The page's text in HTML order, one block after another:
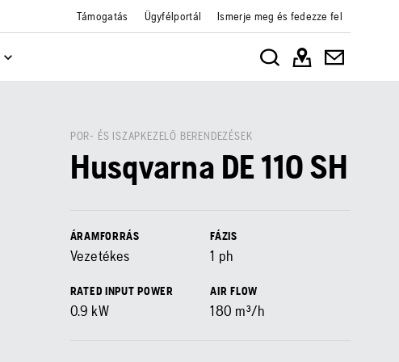
Támogatás Ügyfélportál Ismerje meg és fedezze fel
POR- ÉS ISZAPKEZELŐ BERENDEZÉSEK
Husqvarna DE 110 SH
ÁRAMFORRÁS
Vezetékes
FÁZIS
1 ph
RATED INPUT POWER
0.9 kW
AIR FLOW
180 m³/h